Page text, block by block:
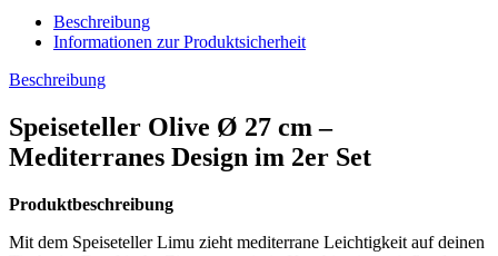
Beschreibung
Informationen zur Produktsicherheit
Beschreibung
Speiseteller Olive Ø 27 cm –
Mediterranes Design im 2er Set
Produktbeschreibung
Mit dem Speiseteller Limu zieht mediterrane Leichtigkeit auf deinen